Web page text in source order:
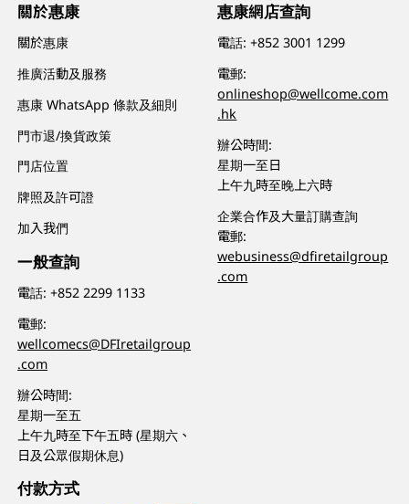
關於惠康
關於惠康
推廣活動及服務
惠康 WhatsApp 條款及細則
門市退/換貨政策
門店位置
牌照及許可證
加入我們
一般查詢
電話:+852 2299 1133
電郵:
wellcomecs@DFIretailgroup
.com
辦公時間:
星期一至五
上午九時至下午五時 (星期六、
日及公眾假期休息)
惠康網店查詢
電話:+852 3001 1299
電郵:
onlineshop@wellcome.com
.hk
辦公時間:
星期一至日
上午九時至晚上六時
企業合作及大量訂購查詢
電郵:
webusiness@dfiretailgroup
.com
付款方式